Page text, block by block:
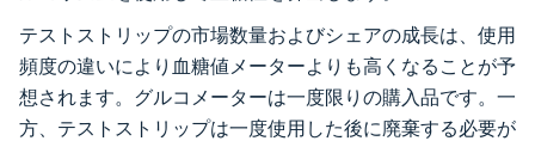
テストストリップの市場数量およびシェアの成長は、使用
頻度の違いにより血糖値メーターよりも高くなることが予
想されます。グルコメーターは一度限りの購入品です。一
方、テストストリップは一度使用した後に廃棄する必要が